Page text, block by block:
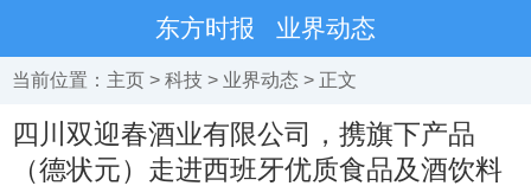
东方时报 业界动态
当前位置： 主页 > 科技 > 业界动态 > 正文
四川双迎春酒业有限公司，携旗下产品
（德状元）走进西班牙优质食品及酒饮料